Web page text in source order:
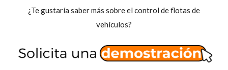
¿Te gustaría saber más sobre el control de flotas de
vehículos?